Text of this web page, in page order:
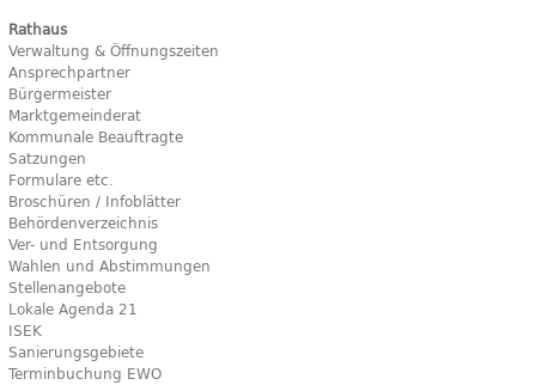
Rathaus
Verwaltung & Öffnungszeiten
Ansprechpartner
Bürgermeister
Marktgemeinderat
Kommunale Beauftragte
Satzungen
Formulare etc.
Broschüren / Infoblätter
Behördenverzeichnis
Ver- und Entsorgung
Wahlen und Abstimmungen
Stellenangebote
Lokale Agenda 21
ISEK
Sanierungsgebiete
Terminbuchung EWO